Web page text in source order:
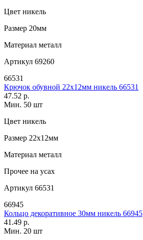
Цвет никель
Размер 20мм
Материал металл
Артикул 69260
66531
Крючок обувной 22х12мм никель 66531
47.52 р.
Мин. 50 шт
Цвет никель
Размер 22х12мм
Материал металл
Прочее на усах
Артикул 66531
66945
Кольцо декоративное 30мм никель 66945
41.49 р.
Мин. 20 шт